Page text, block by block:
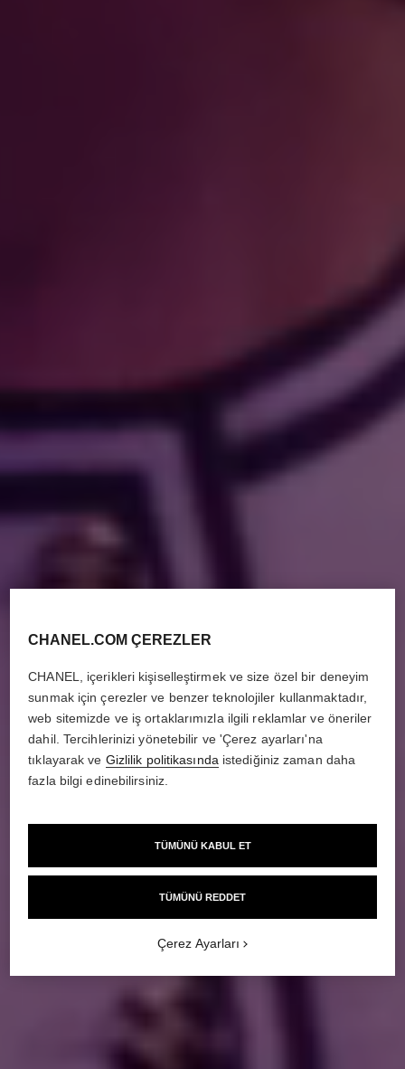
CHANEL.COM ÇEREZLER
CHANEL, içerikleri kişiselleştirmek ve size özel bir deneyim
sunmak için çerezler ve benzer teknolojiler kullanmaktadır,
web sitemizde ve iş ortaklarımızla ilgili reklamlar ve öneriler
dahil. Tercihlerinizi yönetebilir ve 'Çerez ayarları'na
tıklayarak ve Gizlilik politikasında istediğiniz zaman daha
fazla bilgi edinebilirsiniz.
TÜMÜNÜ REDDET
TÜMÜNÜ KABUL ET
Çerez Ayarları